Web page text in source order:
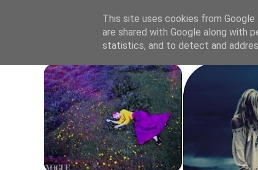
This site uses cookies from
are shared with Google along with
statistics, and to detect and